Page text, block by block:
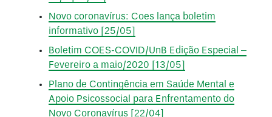
Novo coronavírus: Coes lança boletim
informativo [25/05]
Boletim COES-COVID/UnB Edição Especial –
Fevereiro a maio/2020 [13/05]
Plano de Contingência em Saúde Mental e
Apoio Psicossocial para Enfrentamento do
Novo Coronavírus [22/04]